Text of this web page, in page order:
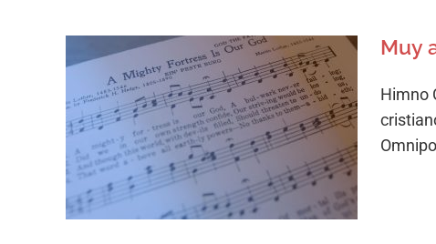
Muy amargos,
Vergonzosos
Himnos Cristianos
Muy
Himno